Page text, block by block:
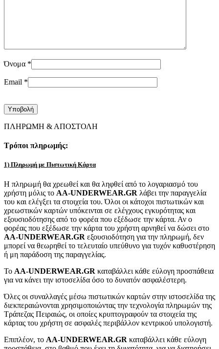
Όνομα *
Email *
ΠΛΗΡΩΜΗ & ΑΠΟΣΤΟΛΗ
Τρόποι πληρωμής:
1) Πληρωμή με Πιστωτική Κάρτα
Η πληρωμή θα χρεωθεί και θα ληφθεί από το λογαριασμό του
χρήστη μόλις το AA-UNDERWEAR.GR λάβει την παραγγελία
του και ελέγξει τα στοιχεία του. Όλοι οι κάτοχοι πιστωτικών και
χρεωστικών καρτών υπόκεινται σε ελέγχους εγκυρότητας και
εξουσιοδότησης από το φορέα που εξέδωσε την κάρτα. Αν ο
φορέας που εξέδωσε την κάρτα του χρήστη αρνηθεί να δώσει στο
AA-UNDERWEAR.GR εξουσιοδότηση για την πληρωμή, δεν
μπορεί να θεωρηθεί το τελευταίο υπεύθυνο για τυχόν καθυστέρηση
ή μη παράδοση της παραγγελίας.
Το AA-UNDERWEAR.GR καταβάλλει κάθε εύλογη προσπάθεια
για να κάνει την ιστοσελίδα όσο το δυνατόν ασφαλέστερη.
Όλες οι συναλλαγές μέσω πιστωτικών καρτών στην ιστοσελίδα της
διεκπεραιώνονται χρησιμοποιώντας την τεχνολογία πληρωμών της
Τράπεζας Πειραιώς, οι οποίες κρυπτογραφούν τα στοιχεία της
κάρτας του χρήστη σε ασφαλές περιβάλλον κεντρικού υπολογιστή.
Επιπλέον, το AA-UNDERWEAR.GR καταβάλλει κάθε εύλογη